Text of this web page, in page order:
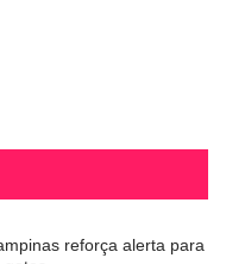
reforça alerta para